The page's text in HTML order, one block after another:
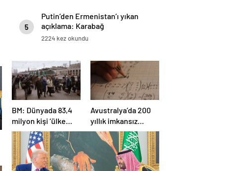
5
Putin’den Ermenistan’ı yıkan
açıklama: Karabağ
Azerbaycan’ın ayrılmaz bir
2224 kez okundu
BM: Dünyada 83,4
milyon kişi ‘ülke
içinde yerinden
edilmiş’ olarak
yaşıyor
Avustralya’da 200
yıllık imkansız
matematik
problemi çözüldü